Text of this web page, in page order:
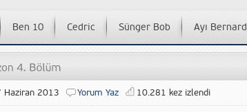
Ben 10 Cedric Sünger Bob Ayı Bernard
Haziran 2013 Yorum Yaz 10.281 kez izlendi